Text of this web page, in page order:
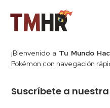
¡Bienvenido a Tu Mundo
Pokémon con navegación
Suscríbete a